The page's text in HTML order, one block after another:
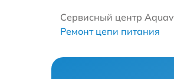
Сервисный центр
Ремонт цепи питания